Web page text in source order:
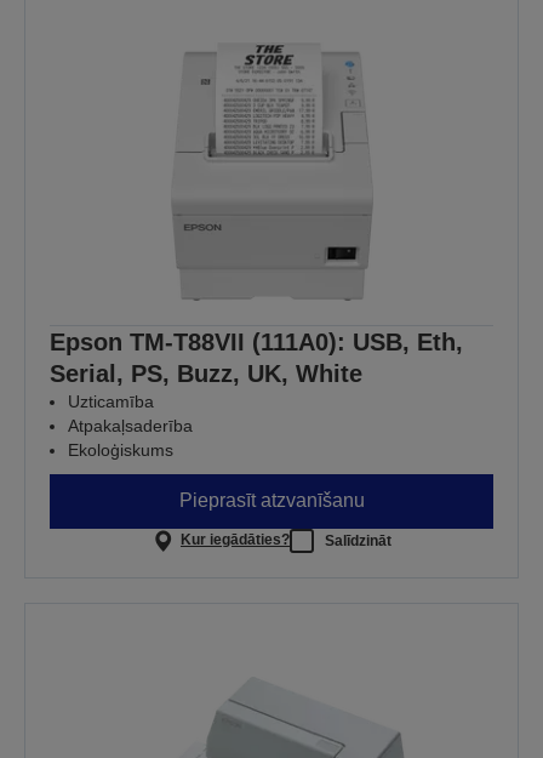
Epson TM-T88VII (111A0): USB, Eth,
Serial, PS, Buzz, UK, White
Uzticamība
Atpakaļsaderība
Ekoloģiskums
Pieprasīt atzvanīšanu
Kur iegādāties? Salīdzināt